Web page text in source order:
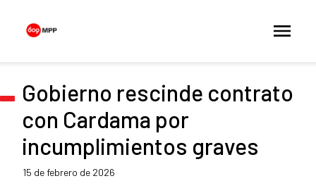
Gobierno rescinde contrato
con Cardama por
incumplimientos graves
15 de febrero de 2026